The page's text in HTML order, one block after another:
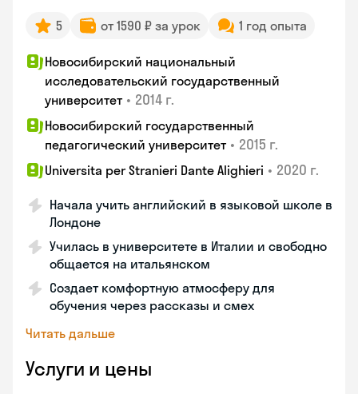
5 от 1590 ₽ за урок 1 год опыта
Новосибирский национальный
исследовательский государственный
университет • 2014 г.
Новосибирский государственный
педагогический университет • 2015 г.
Universita per Stranieri Dante Alighieri • 2020 г.
Начала учить английский в языковой школе в
Лондоне
Училась в университете в Италии и свободно
общается на итальянском
Создает комфортную атмосферу для
обучения через рассказы и смех
Читать дальше
Услуги и цены